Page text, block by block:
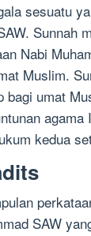
sesuatu
Sunnah
Nabi
Muslim.
bagi umat
agama
kedua
SAW